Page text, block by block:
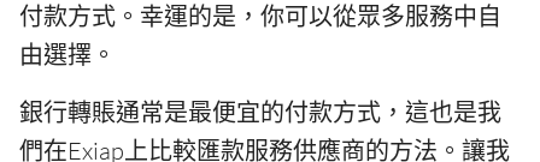
付款方式。幸運的是，你可以從眾多服務中自
由選擇。
銀行轉賬通常是最便宜的付款方式，這也是我
們在Exiap上比較匯款服務供應商的方法。讓我